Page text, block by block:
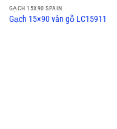
GẠCH 15X90 SPAIN
Gạch 15×90 vân gỗ LC15911